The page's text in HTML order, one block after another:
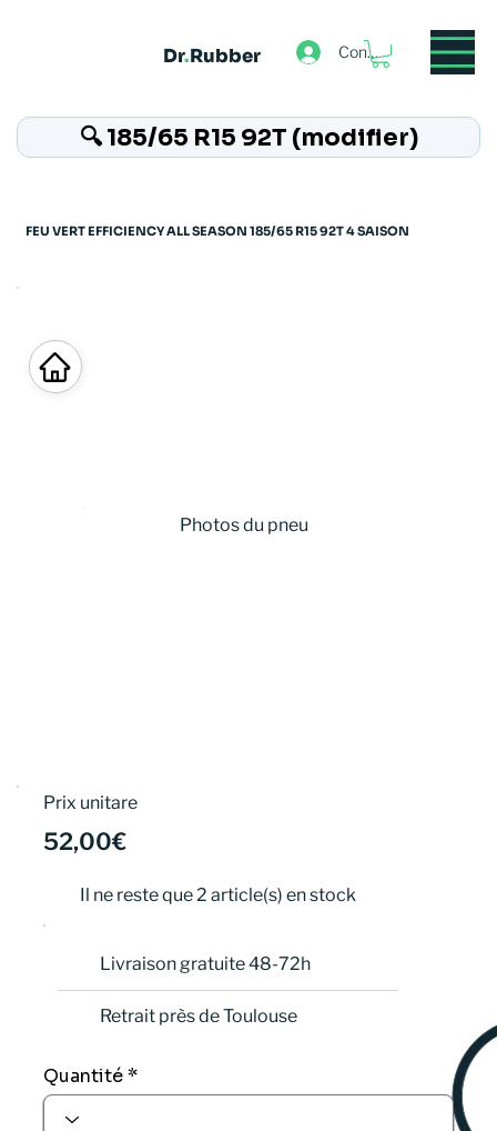
Dr.Rubber Connexion
Prix unitare
52,00€
Il ne reste que 2 article(s) en stock
Livraison gratuite 48-72h
Retrait près de Toulouse
Quantité
Photos du pneu
🔍 185/65 R15 92T (modifier)
FEU VERT EFFICIENCY ALL SEASON 185/65 R15 92T 4 SAISON